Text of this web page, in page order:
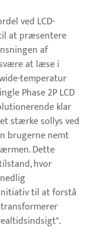
ved LCD-
at præsentere
af
at læse i
temperatur
Phase 2P LCD
klar
stærke sollys ved
brugerne nemt
Dette
hvor
til at forstå